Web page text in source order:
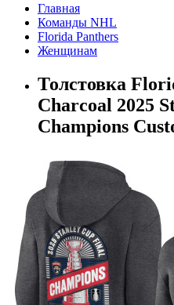
Главная
Команды NHL
Florida Panthers
Женщинам
Толстовка
Charcoal 2025
Champions